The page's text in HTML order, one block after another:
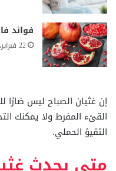
فوائد
22 فبراير، 2021
إن غثيان الصباح ليس ضارًا
القئء المفرط ولا يمكنك
التقيؤ الحملي.